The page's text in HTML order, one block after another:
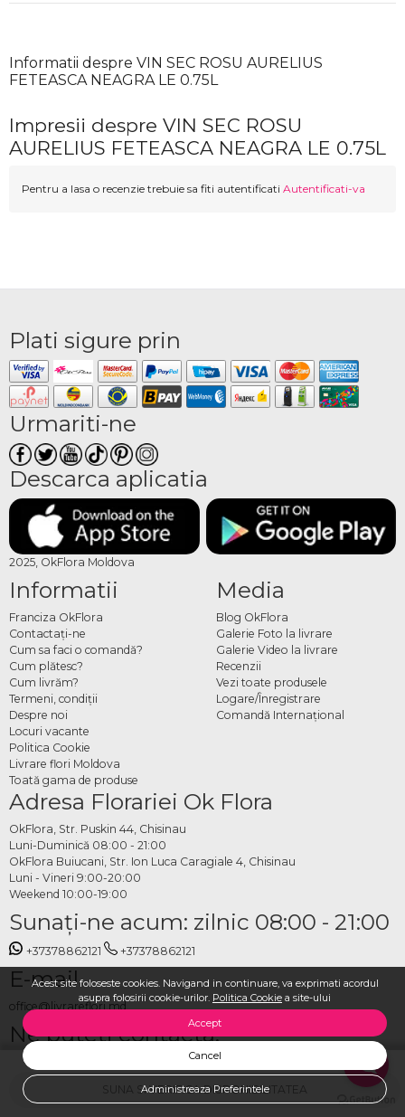
Acest site foloseste cookies. Navigand in continuare, va exprimati acordul
asupra folosirii cookie-urilor. Politica Cookie a site-ului
Accept
Cancel
Administreaza Preferintele
SUNA SI VERIFICA DISPONIBILITATEA
Informatii despre VIN SEC ROSU AURELIUS
FETEASCA NEAGRA LE 0.75L
Impresii despre VIN SEC ROSU
AURELIUS FETEASCA NEAGRA LE 0.75L
Pentru a lasa o recenzie trebuie sa fiti autentificati Autentificati-va
Plati sigure prin
Urmariti-ne
Descarca aplicatia
2025, OkFlora Moldova
Informatii
Franciza OkFlora
Contactaţi-ne
Cum sa faci o comandă?
Cum plătesc?
Cum livrăm?
Termeni, condiţii
Despre noi
Locuri vacante
Politica Cookie
Livrare flori Moldova
Toată gama de produse
Media
Blog OkFlora
Galerie Foto la livrare
Galerie Video la livrare
Recenzii
Vezi toate produsele
Logare/Înregistrare
Comandă Internațional
Adresa Florariei Ok Flora
OkFlora, Str. Puskin 44, Chisinau
Luni-Duminică 08:00 - 21:00
OkFlora Buiucani, Str. Ion Luca Caragiale 4, Chisinau
Luni - Vineri 9:00-20:00
Weekend 10:00-19:00
Sunaţi-ne acum: zilnic 08:00 - 21:00
+37378862121 +37378862121
E-mail
office@livrareflori.md
Ne puteți contacta:
whatsapp